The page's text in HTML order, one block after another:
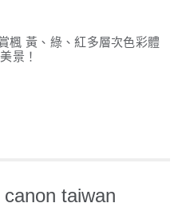
楓 黃、綠、紅多層次色彩體
景！
canon taiwan